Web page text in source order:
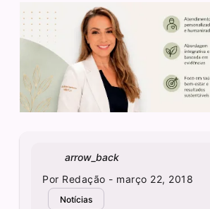
arrow_back
Por Redação - março 22, 2018
Notícias